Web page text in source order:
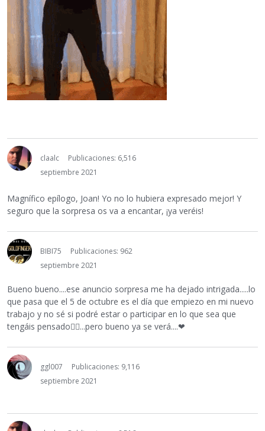
claalc
Publicaciones: 6,516
septiembre 2021
Magnífico epílogo, Joan! Yo no lo hubiera expresado mejor! Y
seguro que la sorpresa os va a encantar, ¡ya veréis!
BIBI75
Publicaciones: 962
septiembre 2021
Bueno bueno....ese anuncio sorpresa me ha dejado intrigada.....lo
que pasa que el 5 de octubre es el día que empiezo en mi nuevo
trabajo y no sé si podré estar o participar en lo que sea que
tengáis pensado🤷‍♀️...pero bueno ya se verá....❤
ggl007
Publicaciones: 9,116
septiembre 2021